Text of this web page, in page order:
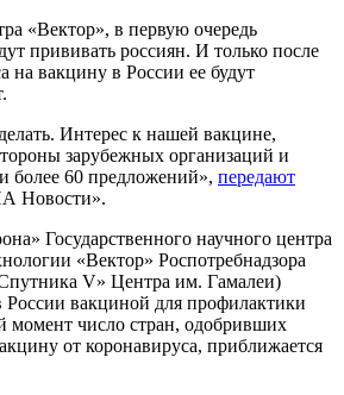
«Вектор», в первую очередь
прививать россиян. И только после
на вакцину в России ее будут
Интерес к нашей вакцине,
зарубежных организаций и
более 60 предложений», передают
Новости».
Государственного научного центра
«Вектор» Роспотребнадзора
V» Центра им. Гамалеи)
России вакциной для профилактики
число стран, одобривших
от коронавируса, приближается